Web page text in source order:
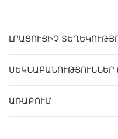
ԼՐԱՑՈՒՑԻՉ
ՄԵԿՆԱԲԱՆՈՒԹՅՈՒՆՆԵՐ
ԱՌԱՔՈՒՄ